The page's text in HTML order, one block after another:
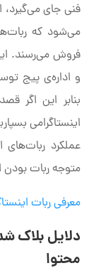
فنی جای می‌گیرد،
می‌شود که
فروش می‌رسند.
و اداره‌ی پیج
بنابر این اگر
اینستاگرامی
عملکرد ربات‌های
متوجه ربات
معرفی ربات
دلایل بلاک
محتوا